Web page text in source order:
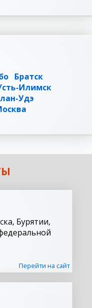
Братск
Илимск
Удэ
Бурятии,
Перейти на сайт